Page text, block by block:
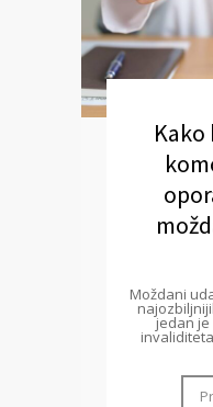
Moždani
jedan je